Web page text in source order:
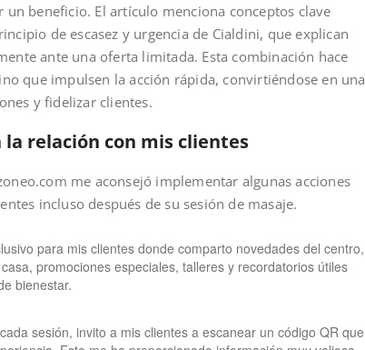
beneficio. El artículo menciona conceptos clave
de escasez y urgencia de Cialdini, que explican
ante una oferta limitada. Esta combinación hace
que impulsen la acción rápida, convirtiéndose en una
y fidelizar clientes.
relación con mis clientes
me aconsejó implementar algunas acciones
incluso después de su sesión de masaje.
para mis clientes donde comparto novedades del centro,
promociones especiales, talleres y recordatorios útiles
bienestar.
sesión, invito a mis clientes a escanear un código QR que